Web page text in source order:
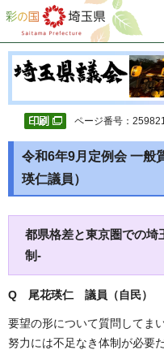
彩の国 埼玉県
ページ番号：
令和6年9月定例会 一般
瑛仁議員）
都県格差と東京圏での埼
制-
Q 尾花瑛仁 議員（自民）
要望の形について質問してま
努力には不足なき体制が必要